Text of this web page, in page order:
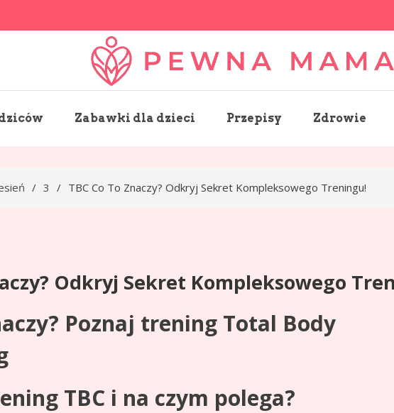
pewnamama.pl
Zabawki dla dzieci Przepisy Zdrowie
3 TBC Co To Znaczy? Odkryj Sekret Kompleksowego Treningu!
Odkryj Sekret Kompleksowego
Poznaj trening Total Body
TBC i na czym polega?